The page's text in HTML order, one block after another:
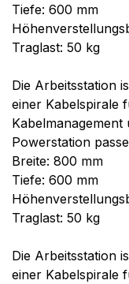
Tiefe: 600 mm
Traglast: 50 kg
Die Arbeitsstation
einer Kabelspirale
Powerstation
Breite: 800 mm
Tiefe: 600 mm
Traglast: 50 kg
Die Arbeitsstation
einer Kabelspirale